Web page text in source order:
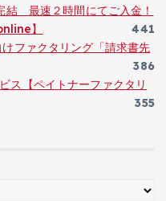
結 最速２時間にてご入金！
】
441
ファクタリング「請求書先
386
ス【ペイトナーファクタリ
355